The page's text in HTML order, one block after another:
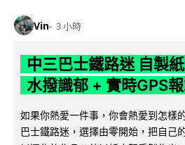
Vin 3 小時
中三巴士鐵路迷 自製
水撥識郁 + 實時GPS
如果你熱愛一件事，你會熱愛到怎樣
巴士鐵路迷，選擇由零開始，把自己